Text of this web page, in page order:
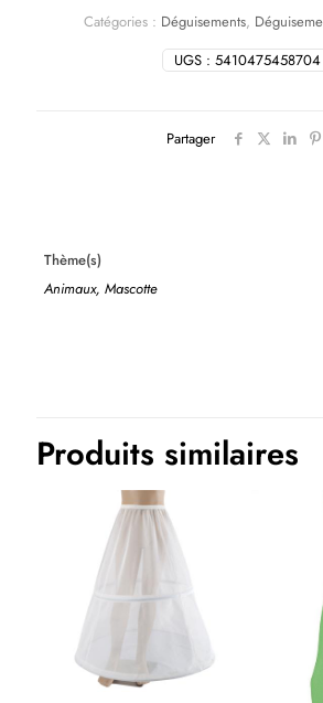
UGS : 5410475458704
Catégories : Déguisements,
Partager
Thème(s)
Animaux, Mascotte
Produits similaires